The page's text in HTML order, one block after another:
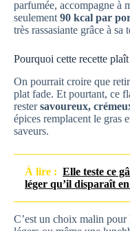
parfumée, accompagne à
seulement 90 kcal par
très rassasiante grâce à sa
Pourquoi cette recette
On pourrait croire que
plat fade. Et pourtant, ce
restersavoureux,
épices remplacent le gras
saveurs.
À lire : Elle teste ce
léger qu’il disparaît
C’est un choix malin pour